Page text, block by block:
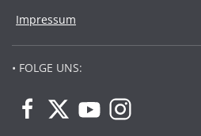
Impressum
• FOLGE UNS: